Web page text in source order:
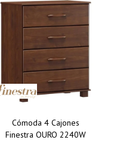
Cómoda 4 Cajones
Finestra OURO 2240W